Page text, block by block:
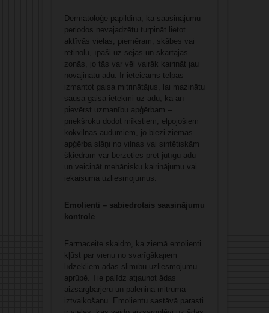
Dermatoloģe papildina, ka saasinājumu
periodos nevajadzētu turpināt lietot
aktīvās vielas, piemēram, skābes vai
retinolu, īpaši uz sejas un skartajās
zonās, jo tās var vēl vairāk kairināt jau
novājinātu ādu. Ir ieteicams telpās
izmantot gaisa mitrinātājus, lai mazinātu
sausā gaisa ietekmi uz ādu, kā arī
pievērst uzmanību apģērbam –
priekšroku dodot mīkstiem, elpojošiem
kokvilnas audumiem, jo biezi ziemas
apģērba slāņi no vilnas vai sintētiskām
šķiedrām var berzēties pret jutīgu ādu
un veicināt mehānisku kairinājumu vai
iekaisuma uzliesmojumus.
Emolienti – sabiedrotais saasinājumu
kontrolē
Farmaceite skaidro, ka ziemā emolienti
kļūst par vienu no svarīgākajiem
līdzekļiem ādas slimību uzliesmojumu
aprūpē. Tie palīdz atjaunot ādas
aizsargbarjeru un palēnina mitruma
iztvaikošanu. Emolientu sastāvā parasti